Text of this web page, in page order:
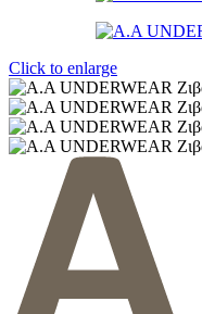
Click to enlarge